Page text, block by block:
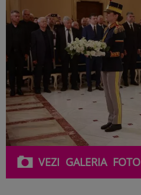
VEZI GALERIAFOTO